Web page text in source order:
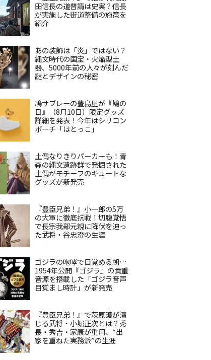
田信長の道普請は史実？信長
が実施した街道整備の施策を
紹介
あの装飾は「炎」ではない？
縄文時代の国宝・火焔型土
器、5000年前の人々が刻んだ
謎とデザインの秘密
鳩サブレーの豊島屋が『鳩の
日』（8月10日）限定グッズ
詳細を発表！今年はシリコン
ポーチ「はとっこ」
土偶なりきりパーカーも！青
森の縄文遺跡群で発掘された
土偶がモチーフのキュートな
グッズが新発売
『豊臣兄弟！』小一郎の5万
の大軍に徹底抗戦！切腹覚悟
で長宗我部元親に降伏を迫っ
た武将・谷忠澄の生涯
ゴジラの咆哮で目覚める朝…
1954年公開『ゴジラ』の貴重
音源を搭載した「ゴジラ音声
目覚まし時計」が新発売
『豊臣兄弟！』で萩原護が演
じる武将・小堀正次とは？秀
長・秀吉・家康が重用、“出
家を重ねた実務派”の生涯